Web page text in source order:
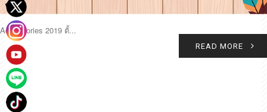
Accessories 2019 ตั้...
READ MORE